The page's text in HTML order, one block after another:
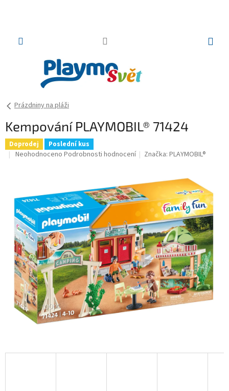
Prázdniny na pláži
Kempování PLAYMOBIL® 71424
Doprodej Poslední kus
Průměrné
z
5
hvězdiček.
Neohodnoceno Podrobnosti hodnocení Značka:PLAYMOBIL®